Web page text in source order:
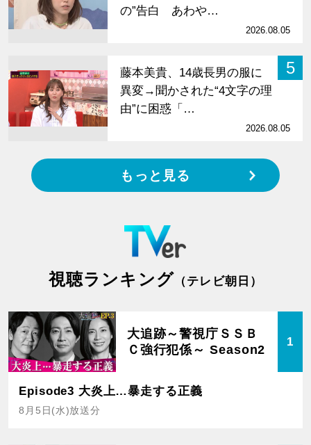
の”告白 あわや…
2026.08.05
5
藤本美貴、14歳長男の服に
異変→聞かされた“4文字の理
由”に困惑「…
2026.08.05
もっと見る
視聴ランキング （テレビ朝日）
大追跡～警視庁ＳＳＢ
Ｃ強行犯係～ Season2
1
Episode3 大炎上…暴走する正義
8月5日(水)放送分